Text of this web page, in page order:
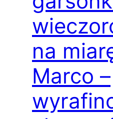
na
Marco –